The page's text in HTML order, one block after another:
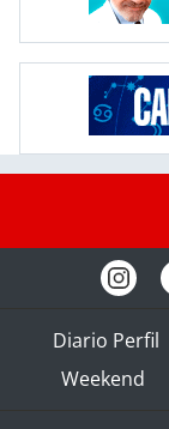
Diario Perfil
Weekend